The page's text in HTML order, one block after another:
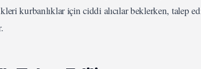
kurbanlıklar için ciddi alıcılar beklerken, talep